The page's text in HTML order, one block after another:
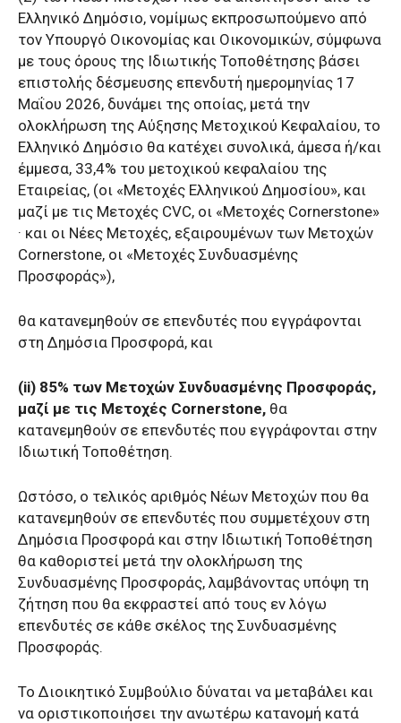
Ελληνικό Δημόσιο, νομίμως εκπροσωπούμενο από
τον Υπουργό Οικονομίας και Οικονομικών, σύμφωνα
με τους όρους της Ιδιωτικής Τοποθέτησης βάσει
επιστολής δέσμευσης επενδυτή ημερομηνίας 17
Μαΐου 2026, δυνάμει της οποίας, μετά την
ολοκλήρωση της Αύξησης Μετοχικού Κεφαλαίου, το
Ελληνικό Δημόσιο θα κατέχει συνολικά, άμεσα ή/και
έμμεσα, 33,4% του μετοχικού κεφαλαίου της
Εταιρείας, (οι «Μετοχές Ελληνικού Δημοσίου», και
μαζί με τις Μετοχές CVC, οι «Μετοχές Cornerstone»
· και οι Νέες Μετοχές, εξαιρουμένων των Μετοχών
Cornerstone, οι «Μετοχές Συνδυασμένης
Προσφοράς»),
θα κατανεμηθούν σε επενδυτές που εγγράφονται
στη Δημόσια Προσφορά, και
(ii) 85% των Μετοχών Συνδυασμένης Προσφοράς,
μαζί με τις Μετοχές Cornerstone, θα
κατανεμηθούν σε επενδυτές που εγγράφονται στην
Ιδιωτική Τοποθέτηση.
Ωστόσο, ο τελικός αριθμός Νέων Μετοχών που θα
κατανεμηθούν σε επενδυτές που συμμετέχουν στη
Δημόσια Προσφορά και στην Ιδιωτική Τοποθέτηση
θα καθοριστεί μετά την ολοκλήρωση της
Συνδυασμένης Προσφοράς, λαμβάνοντας υπόψη τη
ζήτηση που θα εκφραστεί από τους εν λόγω
επενδυτές σε κάθε σκέλος της Συνδυασμένης
Προσφοράς.
Το Διοικητικό Συμβούλιο δύναται να μεταβάλει και
να οριστικοποιήσει την ανωτέρω κατανομή κατά